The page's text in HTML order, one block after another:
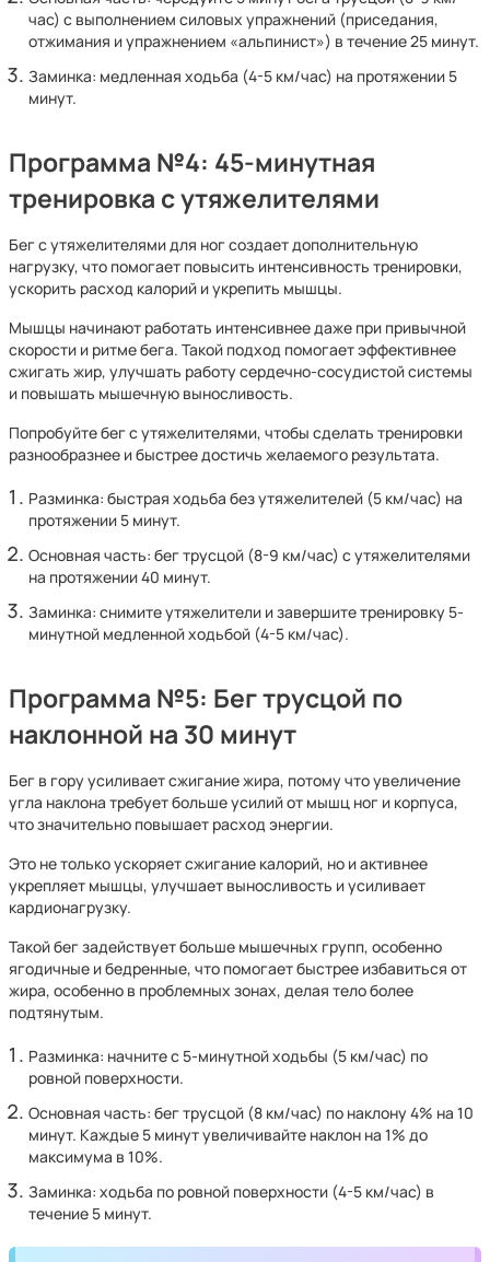
час) с выполнением силовых упражнений (приседания,
отжимания и упражнением «альпинист») в течение 25 минут.
Заминка: медленная ходьба (4-5 км/час) на протяжении 5
минут.
Программа №4: 45-минутная
тренировка с утяжелителями
Бег с утяжелителями для ног создает дополнительную
нагрузку, что помогает повысить интенсивность тренировки,
ускорить расход калорий и укрепить мышцы.
Мышцы начинают работать интенсивнее даже при привычной
скорости и ритме бега. Такой подход помогает эффективнее
сжигать жир, улучшать работу сердечно-сосудистой системы
и повышать мышечную выносливость.
Попробуйте бег с утяжелителями, чтобы сделать тренировки
разнообразнее и быстрее достичь желаемого результата.
Разминка: быстрая ходьба без утяжелителей (5 км/час) на
протяжении 5 минут.
Основная часть: бег трусцой (8-9 км/час) с утяжелителями
на протяжении 40 минут.
Заминка: снимите утяжелители и завершите тренировку 5-
минутной медленной ходьбой (4-5 км/час).
Программа №5: Бег трусцой по
наклонной на 30 минут
Бег в гору усиливает сжигание жира, потому что увеличение
угла наклона требует больше усилий от мышц ног и корпуса,
что значительно повышает расход энергии.
Это не только ускоряет сжигание калорий, но и активнее
укрепляет мышцы, улучшает выносливость и усиливает
кардионагрузку.
Такой бег задействует больше мышечных групп, особенно
ягодичные и бедренные, что помогает быстрее избавиться от
жира, особенно в проблемных зонах, делая тело более
подтянутым.
Разминка: начните с 5-минутной ходьбы (5 км/час) по
ровной поверхности.
Основная часть: бег трусцой (8 км/час) по наклону 4% на 10
минут. Каждые 5 минут увеличивайте наклон на 1% до
максимума в 10%.
Заминка: ходьба по ровной поверхности (4-5 км/час) в
течение 5 минут.